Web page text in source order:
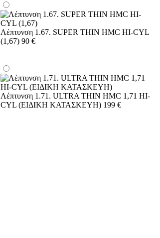
Λέπτυνση 1.67. SUPER THIN HMC HI-CYL
(1,67) 90 €
Λέπτυνση 1.71. ULTRA THIN HMC 1,71 HI-
CYL (ΕΙΔΙΚΗ ΚΑΤΑΣΚΕΥΗ) 199 €